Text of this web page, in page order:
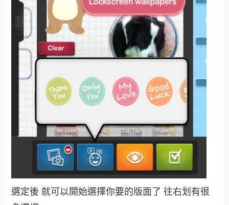
選定後 就可以開始選擇你要的版面了 往右划有很